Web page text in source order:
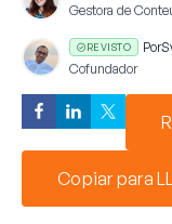
Gestora de
REVISTO Por
Cofundador
Copiar para